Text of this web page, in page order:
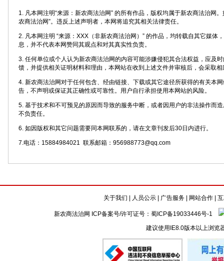
1. 凡本网注明“来源：新农商法治网” 的所有作品，版权均属于新农商法治网
农商法治网”。违反上述声明者，本网将追究其相关法律责任。
2. 凡本网注明 “来源：XXX（非新农商法治网）” 的作品，均转载自其它媒体
息，并不代表本网赞同其观点和对其真实性负责。
3. 任何单位或个人认为新农商法治网的内容可能涉嫌侵犯其合法权益，应及
馈，并提供相关证明材料和理由，本网站在收到上述文件并审核后，会采取相
4. 新农商法治网对于任何包含、经由链接、下载或其它途径所获得的有关本
告，不声明或保证其正确性或可靠性。用户自行承担使用本网站的风险。
5. 基于技术和不可预见的原因而导致的服务中断，或者因用户的非法操作而
不负责任。
6. 如因版权和其它问题需要同本网联系的，请在文章刊发后30日内进行。
7.电话：15884984021 联系邮箱：956988773@qq.com
关于我们 人员公示| 广告服务| 网站合作|
新农商法治网 ICP备案号/许可证号： 蜀ICP备19033446号-1
建议使用IE8.0版本以上浏览